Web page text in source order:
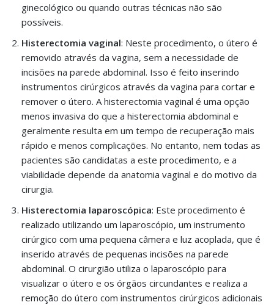
ginecológico ou quando outras técnicas não são
possíveis.
Histerectomia vaginal: Neste procedimento, o útero é
removido através da vagina, sem a necessidade de
incisões na parede abdominal. Isso é feito inserindo
instrumentos cirúrgicos através da vagina para cortar e
remover o útero. A histerectomia vaginal é uma opção
menos invasiva do que a histerectomia abdominal e
geralmente resulta em um tempo de recuperação mais
rápido e menos complicações. No entanto, nem todas as
pacientes são candidatas a este procedimento, e a
viabilidade depende da anatomia vaginal e do motivo da
cirurgia.
Histerectomia laparoscópica: Este procedimento é
realizado utilizando um laparoscópio, um instrumento
cirúrgico com uma pequena câmera e luz acoplada, que é
inserido através de pequenas incisões na parede
abdominal. O cirurgião utiliza o laparoscópio para
visualizar o útero e os órgãos circundantes e realiza a
remoção do útero com instrumentos cirúrgicos adicionais